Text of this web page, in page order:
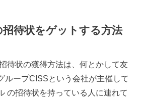
招待状をゲットする方法
待状の獲得方法は、何とかして友
ループCISSという会社が主催して
の招待状を持っている人に連れて